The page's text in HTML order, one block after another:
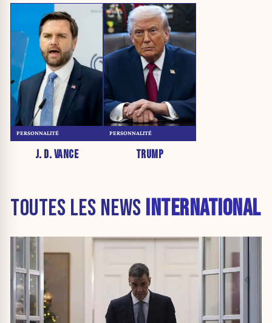
J. D. VANCE
PERSONNALITÉ
TRUMP
PERSONNALITÉ
TOUTES LES NEWS INTERNATIONAL